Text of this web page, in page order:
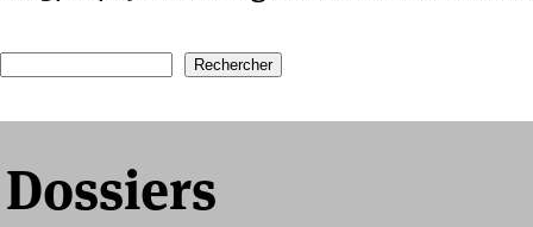
Formulaire de recherche
Dossiers